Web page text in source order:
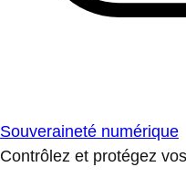
Souveraineté numérique
Contrôlez et protégez